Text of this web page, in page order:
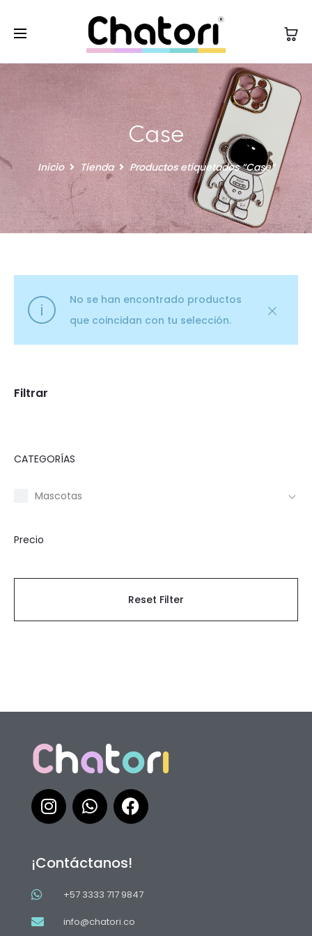
Case
Inicio Tienda Productos etiquetados “Case”
No se han encontrado productos
que coincidan con tu selección.
Filtrar
CATEGORÍAS
Mascotas
Precio
Reset Filter
¡Contáctanos!
+57 3333 717 9847
info@chatori.co